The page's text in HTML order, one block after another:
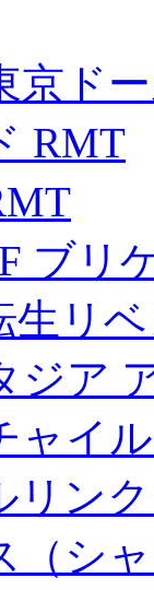
京ド
RMT
ブリ
生リ
ジア
ャイ
リン
（シ